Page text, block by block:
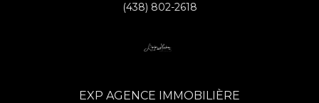
(438) 802-2618
EXP AGENCE IMMOBILIÈRE